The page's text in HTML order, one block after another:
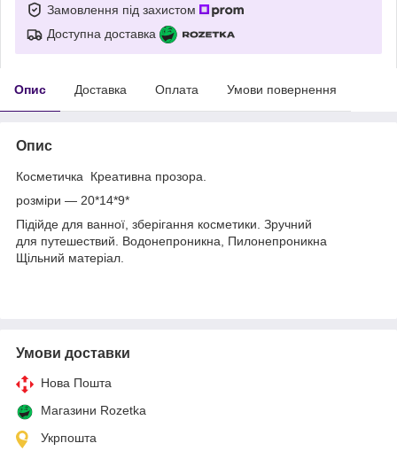
Замовлення під захистом
Доступна доставка
Опис Доставка Оплата Умови повернення
Опис
Косметичка Креативна прозора.
розміри — 20*14*9*
Підійде для ванної, зберігання косметики. Зручний
для путешествий. Водонепроникна, Пилонепроникна
Щільний матеріал.
Умови доставки
Нова Пошта
Магазини Rozetka
Укрпошта